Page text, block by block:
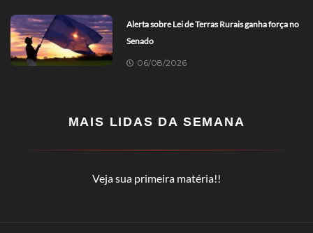
Alerta sobre Lei de Terras Rurais ganha força no
Senado
06/08/2026
MAIS LIDAS DA SEMANA
Veja sua primeira matéria!!